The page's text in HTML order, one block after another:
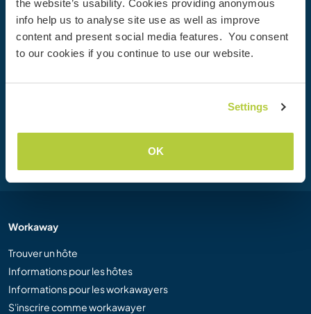
the website’s usability. Cookies providing anonymous
info help us to analyse site use as well as improve
content and present social media features. You consent
to our cookies if you continue to use our website.
Settings
OK
Votre prochaine aventure commence
aujourd’hui
Rejoignez dès aujourd’hui la communauté Workaway et
000 opportunités aux quatre coins du monde.
Workaway
Trouver un hôte
Informations pour les hôtes
Informations pour les workawayers
S'inscrire comme workawayer